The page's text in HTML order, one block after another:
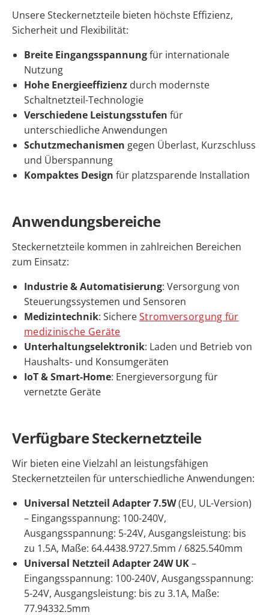
Unsere Steckernetzteile bieten höchste Effizienz,
Sicherheit und Flexibilität:
Breite Eingangsspannungfür internationale
Nutzung
Hohe Energieeffizienz durch modernste
Schaltnetzteil-Technologie
Verschiedene Leistungsstufen für
unterschiedliche Anwendungen
Schutzmechanismen gegen Überlast, Kurzschluss
und Überspannung
Kompaktes Design für platzsparende Installation
Anwendungsbereiche
Steckernetzteile kommen in zahlreichen Bereichen
zum Einsatz:
Industrie & Automatisierung: Versorgung von
Steuerungssystemen und Sensoren
Medizintechnik: SichereStromversorgung für
medizinische Geräte
Unterhaltungselektronik: Laden und Betrieb von
Haushalts- und Konsumgeräten
IoT & Smart-Home: Energieversorgung für
vernetzte Geräte
Verfügbare Steckernetzteile
Wir bieten eine Vielzahl an leistungsfähigen
Steckernetzteilen für unterschiedliche Anwendungen:
Universal Netzteil Adapter 7.5W(EU, UL-Version)
– Eingangsspannung: 100-240V,
Ausgangsspannung: 5-24V, Ausgangsleistung: bis
zu 1.5A, Maße: 64.4438.9727.5mm / 6825.540mm
Universal Netzteil Adapter 24W UK–
Eingangsspannung: 100-240V, Ausgangsspannung:
5-24V, Ausgangsleistung: bis zu 3.1A, Maße:
77.94332.5mm